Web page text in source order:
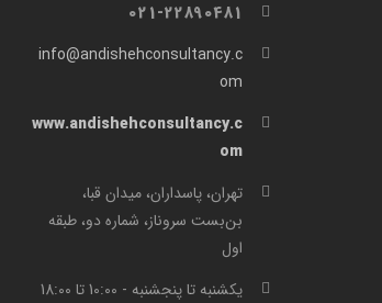
021-22890481
info@andishehconsultancy.c
om
www.andishehconsultancy.c
om
تهران، پاسداران، میدان قبا،
بن‌بست سروناز، شماره دو، طبقه
اول
یکشنبه تا پنجشنبه - 10:00 تا 18:00